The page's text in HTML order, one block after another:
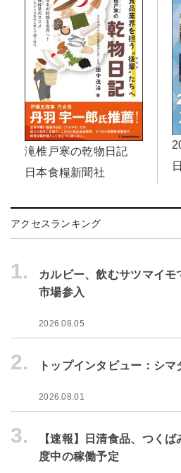
滝椎戸寒の乾物日記
日本食糧新聞社
アクセスランキング
1.
カルビー、飲むサツマイ
市場参入
2026.08.05
2. トップインタビュー：シ
2026.08.01
3.
【速報】日清食品、つく
度中の稼働予定